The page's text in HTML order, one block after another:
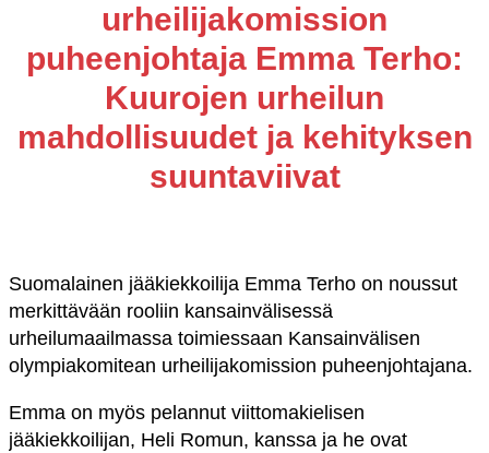
urheilijakomission
puheenjohtaja Emma Terho:
Kuurojen urheilun
mahdollisuudet ja kehityksen
suuntaviivat
Suomalainen jääkiekkoilija Emma Terho on noussut
merkittävään rooliin kansainvälisessä
urheilumaailmassa toimiessaan Kansainvälisen
olympiakomitean urheilijakomission puheenjohtajana.
Emma on myös pelannut viittomakielisen
jääkiekkoilijan, Heli Romun, kanssa ja he ovat